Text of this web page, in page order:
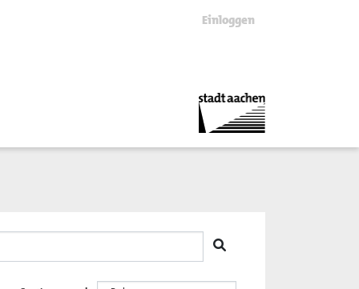
Einloggen